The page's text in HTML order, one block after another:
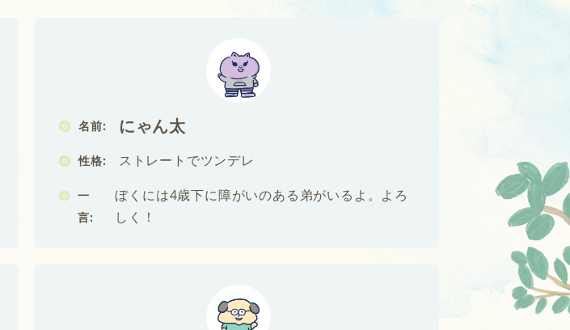
名前: にゃん太
性格: ストレートでツンデレ
一
言:
ぼくには4歳下に障がいのある弟がいるよ。よろ
しく！